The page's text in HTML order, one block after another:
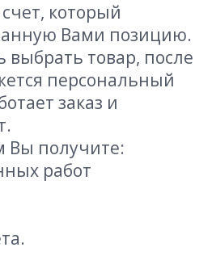
который
Вами позицию.
товар, после
персональный
заказ и
Вы получите:
работ